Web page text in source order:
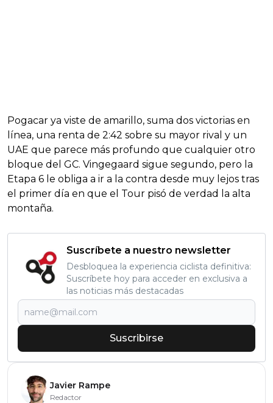
Pogacar ya viste de amarillo, suma dos victorias en
línea, una renta de 2:42 sobre su mayor rival y un
UAE que parece más profundo que cualquier otro
bloque del GC. Vingegaard sigue segundo, pero la
Etapa 6 le obliga a ir a la contra desde muy lejos tras
el primer día en que el Tour pisó de verdad la alta
montaña.
Suscríbete a nuestro newsletter
Desbloquea la experiencia ciclista definitiva:
Suscríbete hoy para acceder en exclusiva a
las noticias más destacadas
Suscribirse
Javier Rampe
Redactor